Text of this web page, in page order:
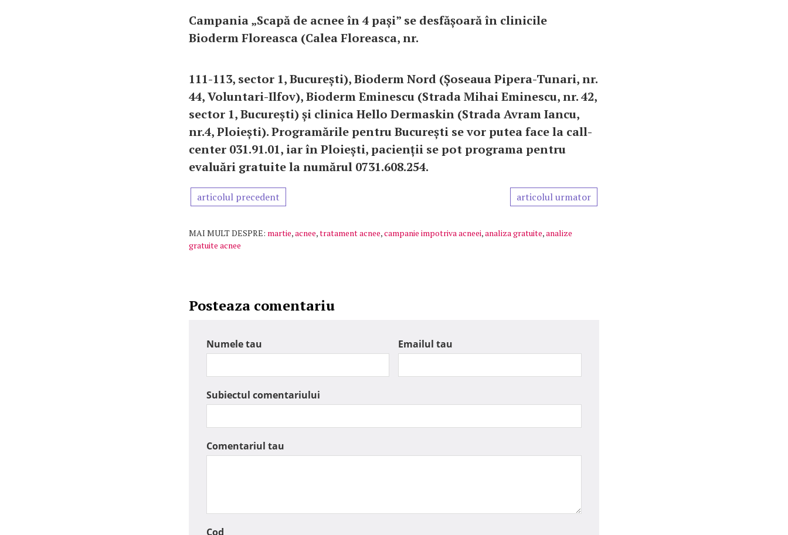
Campania „Scapă de acnee în 4 pași” se desfășoară în clinicile
Bioderm Floreasca (Calea Floreasca, nr.
111-113, sector 1, București), Bioderm Nord (Șoseaua Pipera-Tunari, nr.
44, Voluntari-Ilfov), Bioderm Eminescu (Strada Mihai Eminescu, nr. 42,
sector 1, București) și clinica Hello Dermaskin (Strada Avram Iancu,
nr.4, Ploiești). Programările pentru București se vor putea face la call-
center 031.91.01, iar în Ploiești, pacienții se pot programa pentru
evaluări gratuite la numărul 0731.608.254.
articolul precedent articolul urmator
MAI MULT DESPRE: martie,acnee,tratament acnee,campanie impotriva acneei,analiza gratuite,analize
gratuite acnee
Posteaza comentariu
Numele tau Emailul tau
Subiectul comentariului
Comentariul tau
Cod